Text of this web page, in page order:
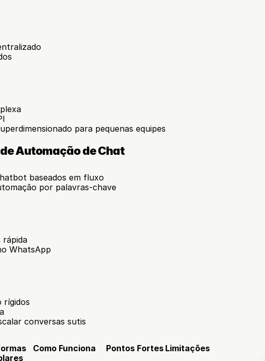
para pequenas equipes
Automação de Chat
baseados em fluxo
por palavras-chave
rápida
WhatsApp
rígidos
conversas sutis
Como Funciona Pontos Fortes Limitações